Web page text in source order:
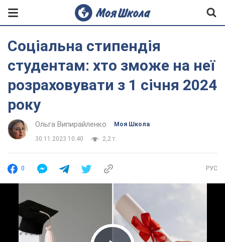
Соціальна стипендія
студентам: хто зможе на неї
розраховувати з 1 січня 2024
року
Ольга Випирайленко Моя Школа
30.11.2023 10:40 2,2 т.
0 РУС